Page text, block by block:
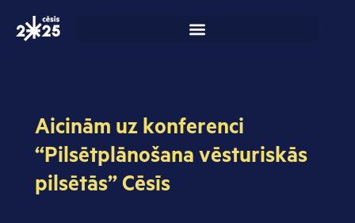
Aicinām uz konferenci
“Pilsētplānošana vēsturiskās
pilsētās” Cēsīs